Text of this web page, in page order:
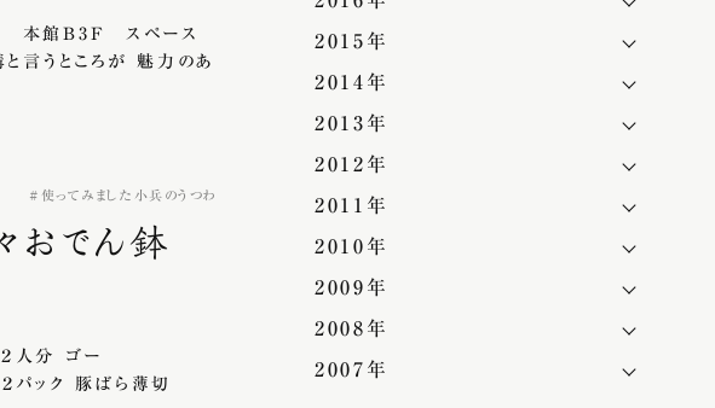
B3F スペース
うところが 魅力のあ
使ってみました小兵のうつわ
おでん鉢
ゴー
豚ばら薄切
2015年
2014年
2013年
2012年
2011年
2010年
2009年
2008年
2007年